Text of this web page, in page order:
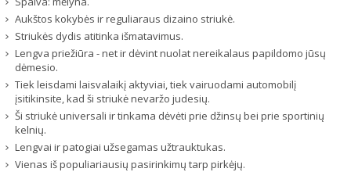
Aukštos kokybės ir reguliaraus dizaino striukė.
Striukės dydis atitinka išmatavimus.
Lengva priežiūra - net ir dėvint nuolat nereikalaus papildomo jūsų
dėmesio.
Tiek leisdami laisvalaikį aktyviai, tiek vairuodami automobilį
įsitikinsite, kad ši striukė nevaržo judesių.
Ši striukė universali ir tinkama dėvėti prie džinsų bei prie sportinių
kelnių.
Lengvai ir patogiai užsegamas užtrauktukas.
Vienas iš populiariausių pasirinkimų tarp pirkėjų.